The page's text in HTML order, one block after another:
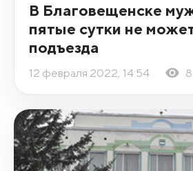
В Благовещенске
пятые сутки не
подъезда
12 февраля 2022, 14:54